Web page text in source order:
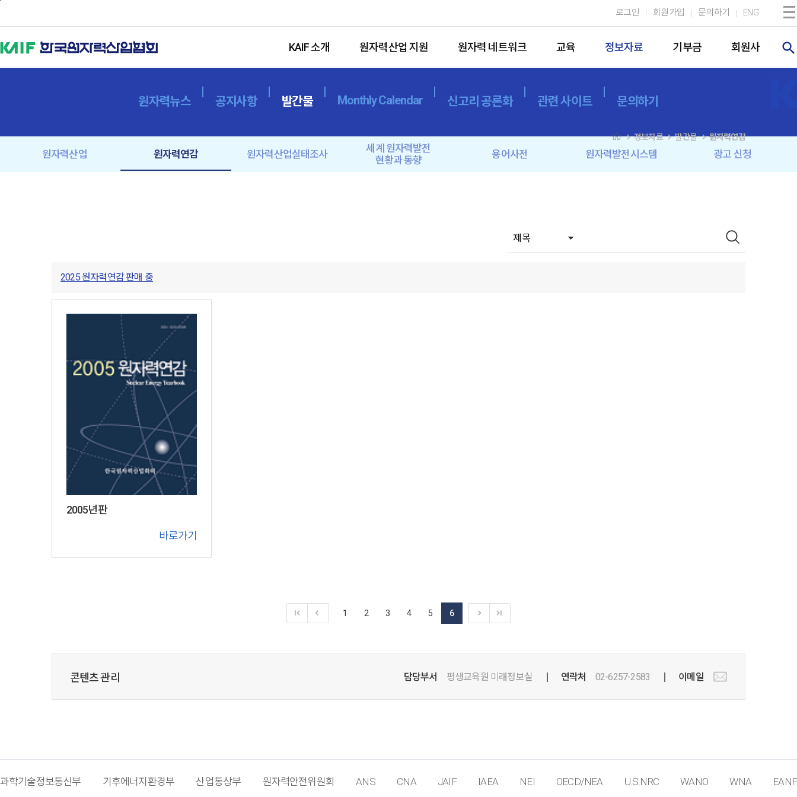
로그인 회원가입 문의하기 ENG
KAIF 소개 원자력산업 지원 원자력 네트워크 교육 정보자료 기부금 회원사 search
원자력뉴스 공지사항 발간물 Monthly Calendar 신고리 공론화 관련 사이트 문의하기
원자력산업 원자력연감 원자력산업실태조사
세계 원자력발전
현황과 동향
용어사전 원자력발전시스템 광고 신청
navigate_next정보자료navigate_next발간물navigate_next원자력연감
2025 원자력연감 판매 중
2005년판
바로가기
1 2 3 4 5 6
콘텐츠 관리 담당부서 평생교육원 미래정보실 연락처 02-6257-2583 이메일
과학기술정보통신부 기후에너지환경부 산업통상부 원자력안전위원회 ANS CNA JAIF IAEA NEI OECD/NEA U.S.NRC WANO WNA EANF